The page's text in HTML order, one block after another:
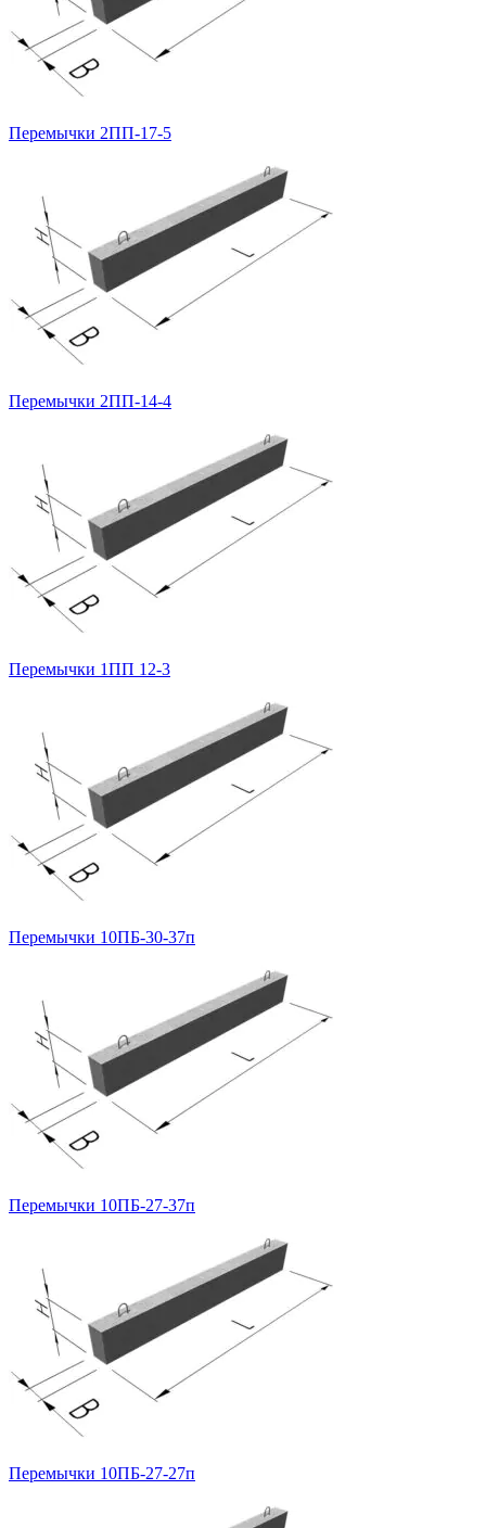
Перемычки 2ПП-17-5
Перемычки 2ПП-14-4
Перемычки 1ПП 12-3
Перемычки 10ПБ-30-37п
Перемычки 10ПБ-27-37п
Перемычки 10ПБ-27-27п